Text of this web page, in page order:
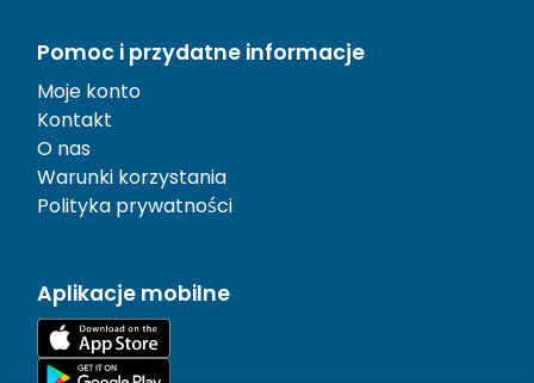
Pomoc i przydatne informacje
Moje konto
Kontakt
O nas
Warunki korzystania
Polityka prywatności
Aplikacje mobilne